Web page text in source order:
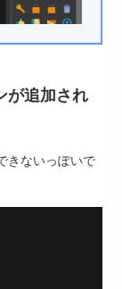
が追加され
きないっぽいで